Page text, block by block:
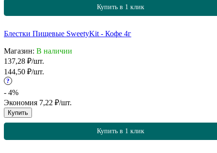
Купить в 1 клик
Блестки Пищевые SweetyKit - Кофе 4г
Магазин: В наличии
137,28 ₽/шт.
144,50 ₽/шт.
?
- 4%
Экономия 7,22 ₽/шт.
Купить
Купить в 1 клик